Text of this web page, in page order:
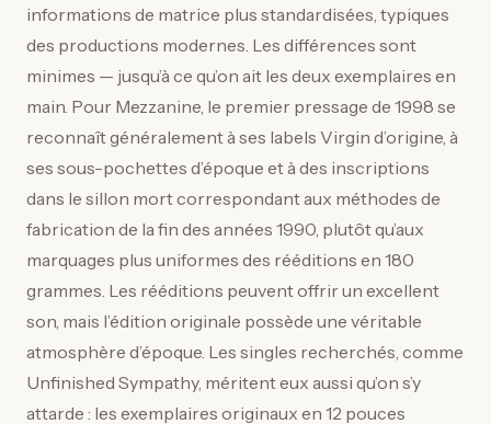
informations de matrice plus standardisées, typiques
des productions modernes. Les différences sont
minimes — jusqu’à ce qu’on ait les deux exemplaires en
main. Pour Mezzanine, le premier pressage de 1998 se
reconnaît généralement à ses labels Virgin d’origine, à
ses sous-pochettes d’époque et à des inscriptions
dans le sillon mort correspondant aux méthodes de
fabrication de la fin des années 1990, plutôt qu’aux
marquages plus uniformes des rééditions en 180
grammes. Les rééditions peuvent offrir un excellent
son, mais l’édition originale possède une véritable
atmosphère d’époque. Les singles recherchés, comme
Unfinished Sympathy, méritent eux aussi qu’on s’y
attarde : les exemplaires originaux en 12 pouces